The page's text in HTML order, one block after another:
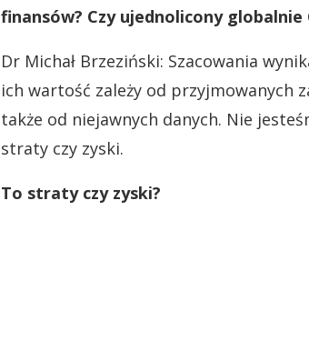
finansów? Czy ujednolicony
Dr Michał Brzeziński: Szacowania
ich wartość zależy od przyjmowanych
także od niejawnych danych. Nie
straty czy zyski.
To straty czy zyski?